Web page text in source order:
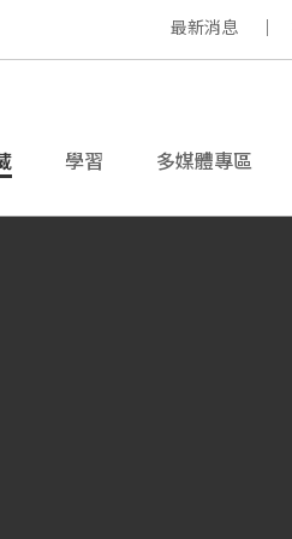
最新消息
學習 多媒體專區